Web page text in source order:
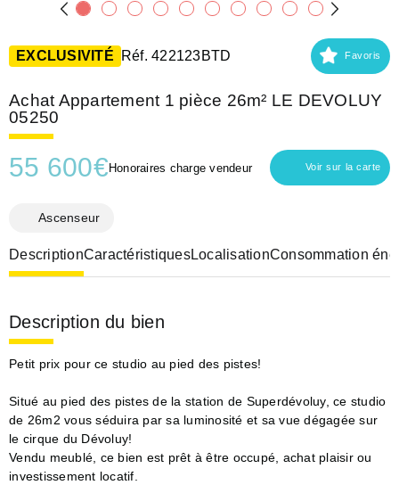
EXCLUSIVITÉ Réf. 422123BTD Favoris
Achat Appartement 1 pièce 26m² LE DEVOLUY
05250
55 600€Honoraires charge vendeur Voir sur la carte
Ascenseur
DescriptionCaractéristiquesLocalisationConsommation
Description du bien
Petit prix pour ce studio au pied des pistes!
Situé au pied des pistes de la station de Superdévoluy, ce studio
de 26m2 vous séduira par sa luminosité et sa vue dégagée sur
le cirque du Dévoluy!
Vendu meublé, ce bien est prêt à être occupé, achat plaisir ou
investissement locatif.